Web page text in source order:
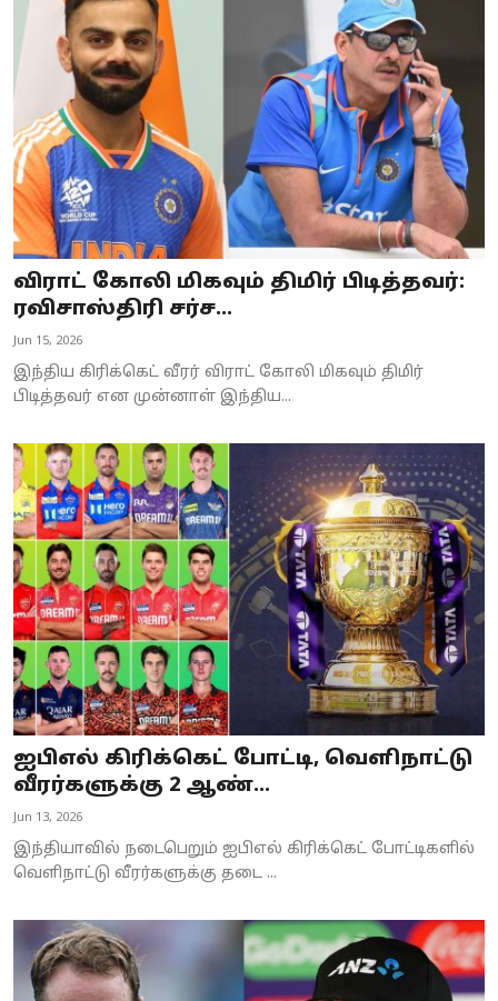
விராட் கோலி மிகவும் திமிர் பிடித்தவர்:
ரவிசாஸ்திரி சர்ச...
Jun 15, 2026
இந்திய கிரிக்கெட் வீரர் விராட் கோலி மிகவும் திமிர்
பிடித்தவர் என முன்னாள் இந்திய...
ஐபிஎல் கிரிக்கெட் போட்டி, வெளிநாட்டு
வீரர்களுக்கு 2 ஆண்...
Jun 13, 2026
இந்தியாவில் நடைபெறும் ஐபிஎல் கிரிக்கெட் போட்டிகளில்
வெளிநாட்டு வீரர்களுக்கு தடை ...